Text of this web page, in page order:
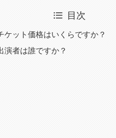
目次
ケット価格はいくらですか？
演者は誰ですか？